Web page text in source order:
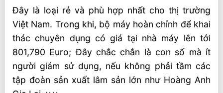
Đây là loại rẻ và phù hợp nhất cho thị trường
Việt Nam. Trong khi, bộ máy hoàn chỉnh để khai
thác chuyên dụng có giá tại nhà máy lên tới
801,790 Euro; Đây chắc chắn là con số mà ít
người giám sử dụng, nếu không phải tầm các
tập đoàn sản xuất lâm sản lớn như Hoàng Anh